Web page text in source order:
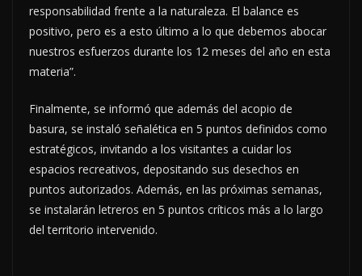
responsabilidad frente a la naturaleza. El balance es
positivo, pero es a esto último a lo que debemos abocar
nuestros esfuerzos durante los 12 meses del año en esta
materia”.
Finalmente, se informó que además del acopio de
basura, se instaló señalética en 5 puntos definidos como
estratégicos, invitando a los visitantes a cuidar los
espacios recreativos, depositando sus desechos en
puntos autorizados. Además, en las próximas semanas,
se instalarán letreros en 5 puntos críticos más a lo largo
del territorio intervenido.